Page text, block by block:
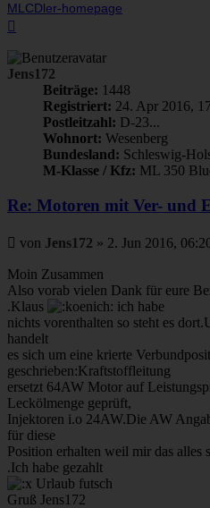
MLCDler-homepage
Jens172
Beiträge: 1448
Registriert: 24. Apr 2016,
Postleitzahl: D-23...
Wohnort: Wesenberg
Bundesland: Schleswig-
M-Klasse / Kfz: ML 350
Re: Motoren mit Ver- und
Beitrag
von Jens172 » 2. Jun 2016,
Moin Zusammen
Also vorab vielen Dank für eure
.Klaus
ich habe
nichts vorenthalten so steht es
handelt
es sich um eine krierte
geschrieben:Kraftstoffleitung
ersetzt 64AW Motor auf
Leckölmenge geprüft,
Injektoren i.o 24AW.Die AW
für diese
Position erhalten weil mir das alles
.Ich habe gezahlt
Urlaub futsch
Gruß Jens172